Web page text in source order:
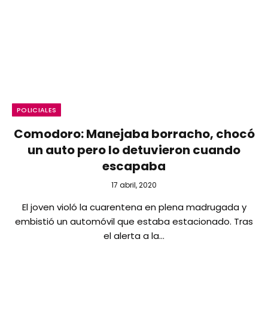
POLICIALES
Comodoro: Manejaba borracho, chocó
un auto pero lo detuvieron cuando
escapaba
17 abril, 2020
El joven violó la cuarentena en plena madrugada y
embistió un automóvil que estaba estacionado. Tras
el alerta a la…